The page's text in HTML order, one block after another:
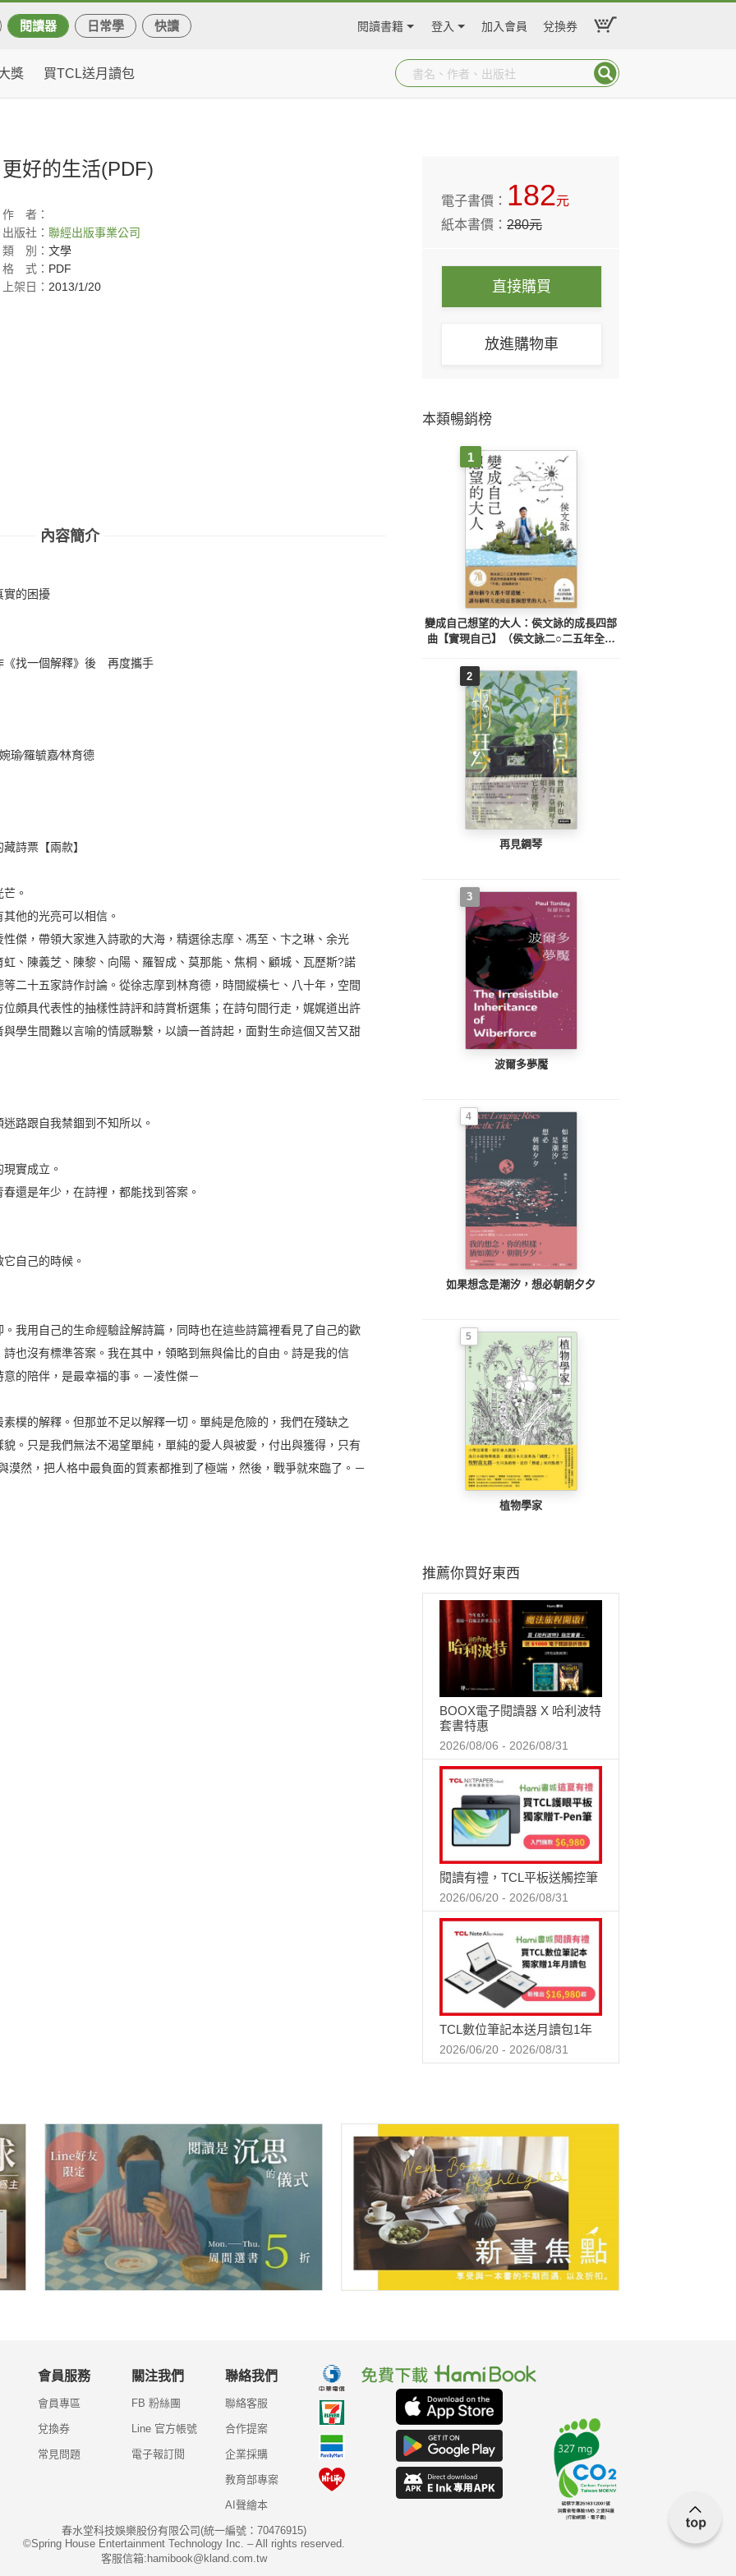
閱讀器 日常學 快讀 閱讀書籍 登入 加入會員 兌換券
獎 買TCL送月讀包
更好的生活(PDF)
作
者：
出版社： 聯經出版事業公司
類
別： 文學
格
式： PDF
上架日： 2013/1/20
內容簡介
實的困擾
《找一個解釋》後 再度攜手
瑜∕羅毓嘉∕林育德
詩票【兩款】
。
他的光亮可以相信。
傑，帶領大家進入詩歌的大海，精選徐志摩、馮至、卞之琳、余光
、陳義芝、陳黎、向陽、羅智成、莫那能、焦桐、顧城、瓦歷斯?諾
二十五家詩作討論。從徐志摩到林育德，時間縱橫七、八十年，空間
頗具代表性的抽樣性詩評和詩賞析選集；在詩句間行走，娓娓道出許
學生間難以言喻的情感聯繫，以讀一首詩起，面對生命這個又苦又甜
路跟自我禁錮到不知所以。
實成立。
還是年少，在詩裡，都能找到答案。
自己的時候。
我用自己的生命經驗詮解詩篇，同時也在這些詩篇裡看見了自己的歡
也沒有標準答案。我在其中，領略到無與倫比的自由。詩是我的信
的陪伴，是最幸福的事。－凌性傑－
樸的解釋。但那並不足以解釋一切。單純是危險的，我們在殘缺之
。只是我們無法不渴望單純，單純的愛人與被愛，付出與獲得，只有
然，把人格中最負面的質素都推到了極端，然後，戰爭就來臨了。－
電子書價： 182元
紙本書價：280元
直接購買
放進購物車
本類暢銷榜
1
變成自己想望的大人：侯文詠的成長四部
曲【實現自己】（侯文詠二○二五年全新
2
再見鋼琴
3
波爾多夢魘
4
如果想念是潮汐，想必朝朝夕夕
5
植物學家
推薦你買好東西
BOOX電子閱讀器 X 哈利波特
套書特惠
2026/08/06 - 2026/08/31
閱讀有禮，TCL平板送觸控筆
2026/06/20 - 2026/08/31
TCL數位筆記本送月讀包1年
2026/06/20 - 2026/08/31
會員服務
會員專區
兌換券
常見問題
關注我們
FB 粉絲團
Line 官方帳號
電子報訂閱
聯絡我們
聯絡客服
合作提案
企業採購
教育部專案
AI聲繪本
春水堂科技娛樂股份有限公司(統一編號：70476915)
©Spring House Entertainment Technology Inc. – All rights reserved.
客服信箱:hamibook@kland.com.tw